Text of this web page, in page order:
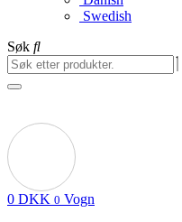
Swedish
Søk
0 DKK 0 Vogn